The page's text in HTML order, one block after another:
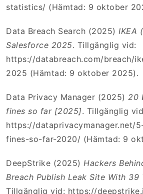
statistics/ (Hämtad: 9 oktober
Data Breach Search (2025) IKEA
Salesforce 2025. Tillgänglig vid:
https://databreach.com/breach/
2025 (Hämtad: 9 oktober 2025).
Data Privacy Manager (2025) 20
fines so far [2025]. Tillgänglig
https://dataprivacymanager.net/
fines-so-far-2020/ (Hämtad: 9
DeepStrike (2025) Hackers
Breach Publish Leak Site With 39
Tillgänglig vid: https://